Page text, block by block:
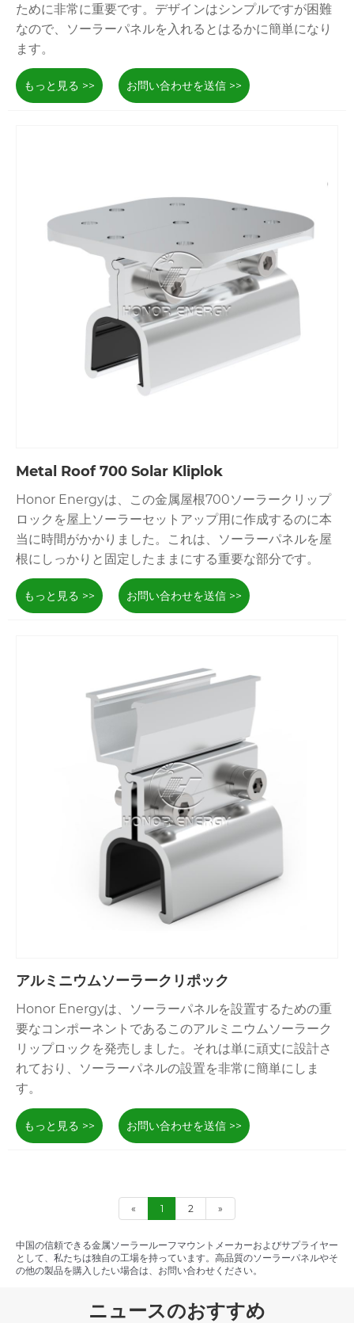
ために非常に重要です。デザインはシンプルですが困難
なので、ソーラーパネルを入れるとはるかに簡単になり
ます。
もっと見る >> お問い合わせを送信 >>
Metal Roof 700 Solar Kliplok
Honor Energyは、この金属屋根700ソーラークリップ
ロックを屋上ソーラーセットアップ用に作成するのに本
当に時間がかかりました。これは、ソーラーパネルを屋
根にしっかりと固定したままにする重要な部分です。
もっと見る >> お問い合わせを送信 >>
アルミニウムソーラークリポック
Honor Energyは、ソーラーパネルを設置するための重
要なコンポーネントであるこのアルミニウムソーラーク
リップロックを発売しました。それは単に頑丈に設計さ
れており、ソーラーパネルの設置を非常に簡単にしま
す。
もっと見る >> お問い合わせを送信 >>
« 1 2 »
中国の信頼できる金属ソーラールーフマウントメーカーおよびサプライヤー
として、私たちは独自の工場を持っています。高品質のソーラーパネルやそ
の他の製品を購入したい場合は、お問い合わせください。
ニュースのおすすめ